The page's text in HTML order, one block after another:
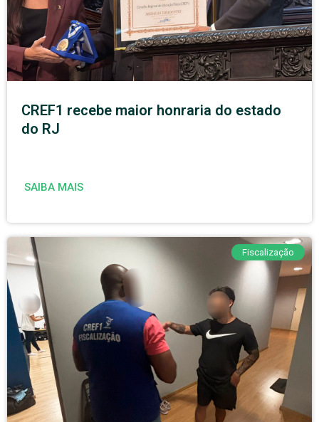
CREF1 recebe maior honraria do estado
do RJ
SAIBA MAIS
Fiscalização